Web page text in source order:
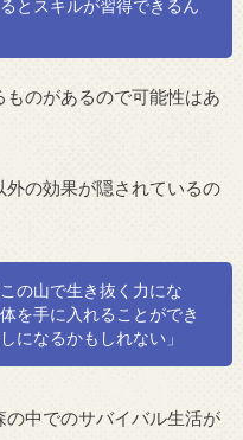
とスキルが習得できるん
のがあるので可能性はあ
外の効果が隠されているの
の山で生き抜く力にな
を手に入れることができ
になるかもしれない」
中でのサバイバル生活が